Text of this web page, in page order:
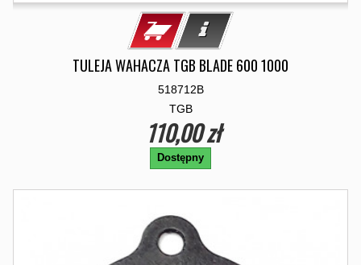
TULEJA WAHACZA TGB BLADE 600 1000
518712B
TGB
110,00 zł
Dostępny